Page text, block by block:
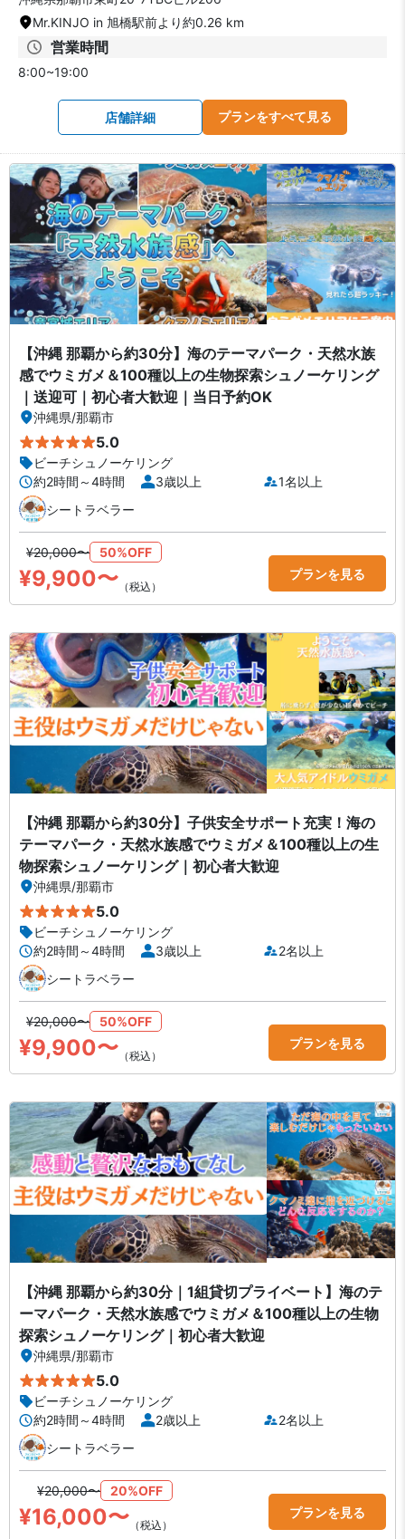
Mr.KINJO in 旭橋駅前より約0.26 km
営業時間
8:00~19:00
店舗詳細 プランをすべて見る
【沖縄 那覇から約30分】海のテーマパーク・天然水族
感でウミガメ＆100種以上の生物探索シュノーケリング
｜送迎可｜初心者大歓迎｜当日予約OK
沖縄県/那覇市
5.0
ビーチシュノーケリング
約2時間～4時間
3歳以上
1名以上
シートラベラー
¥20,000〜 50%OFF
¥9,900〜 （税込）
プランを見る
【沖縄 那覇から約30分】子供安全サポート充実！海の
テーマパーク・天然水族感でウミガメ＆100種以上の生
物探索シュノーケリング｜初心者大歓迎
沖縄県/那覇市
5.0
ビーチシュノーケリング
約2時間～4時間
3歳以上
2名以上
シートラベラー
¥20,000〜 50%OFF
¥9,900〜 （税込）
プランを見る
【沖縄 那覇から約30分｜1組貸切プライベート】海のテ
ーマパーク・天然水族感でウミガメ＆100種以上の生物
探索シュノーケリング｜初心者大歓迎
沖縄県/那覇市
5.0
ビーチシュノーケリング
約2時間～4時間
2歳以上
2名以上
シートラベラー
¥20,000〜 20%OFF
¥16,000〜 （税込）
プランを見る